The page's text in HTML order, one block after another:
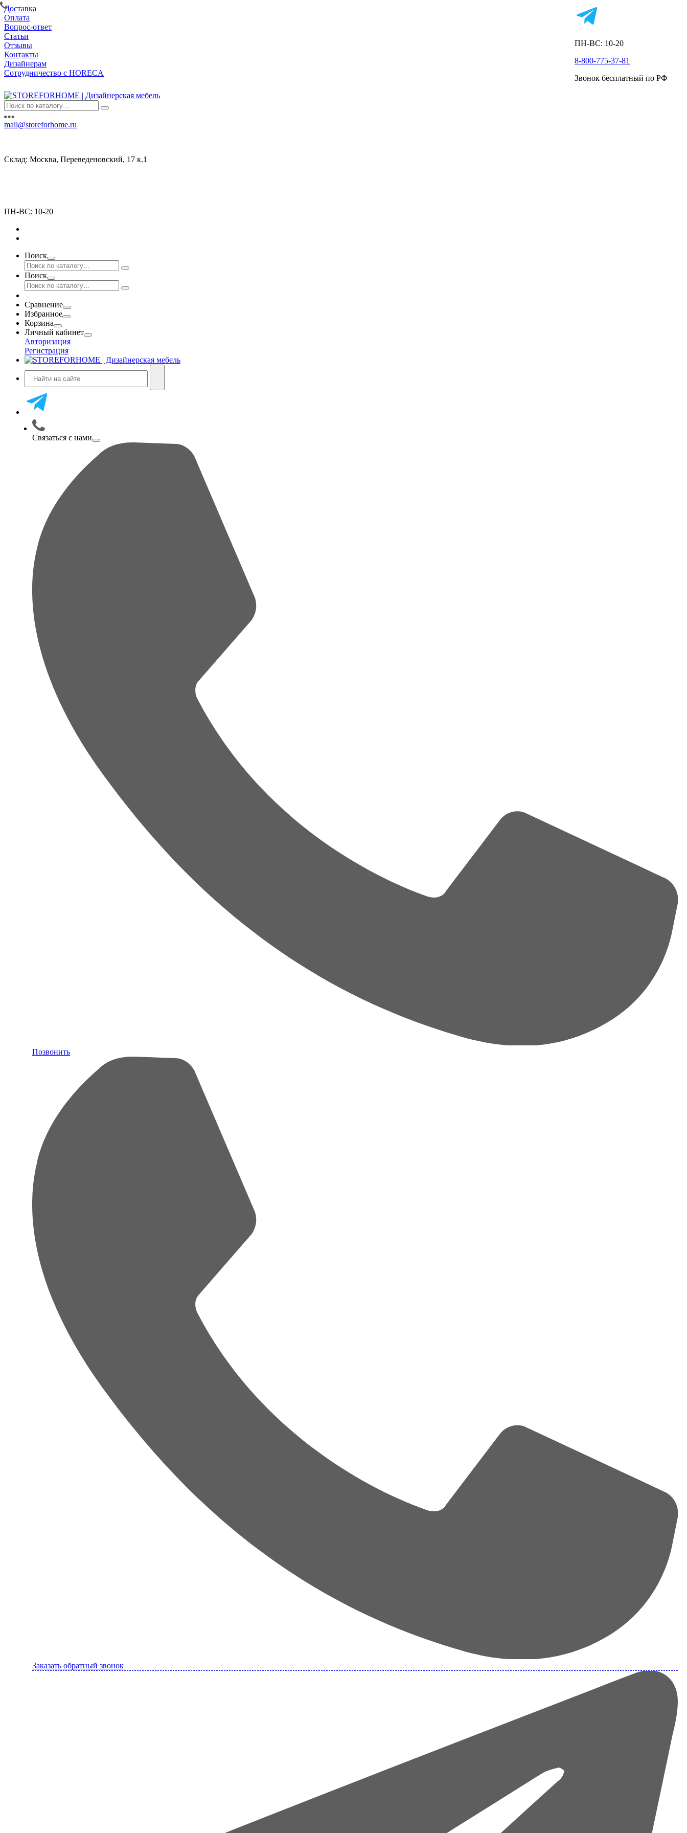
Доставка
Оплата
Вопрос-ответ
Статьи
Отзывы
Контакты
Дизайнерам
Сотрудничество с HORECA
ПН-ВС: 10-20
8-800-775-37-81
Звонок бесплатный по РФ
mail@storeforhome.ru
Склад: Москва, Переведеновский, 17 к.1
ПН-ВС: 10-20
Поиск
Поиск
Сравнение
Избранное
Корзина
Личный кабинет
Авторизация
Регистрация
Связаться с нами
Позвонить
Заказать обратный звонок